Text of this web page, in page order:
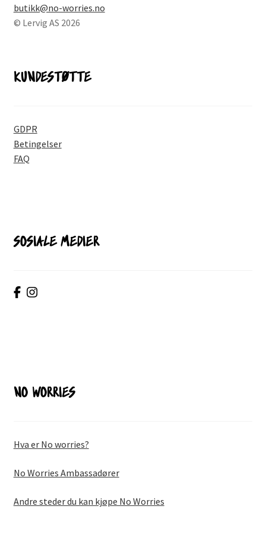
butikk@no-worries.no
© Lervig AS 2026
KUNDESTØTTE
GDPR
Betingelser
FAQ
SOSIALE MEDIER
NO WORRIES
Hva er No worries?
No Worries Ambassadører
Andre steder du kan kjøpe No Worries